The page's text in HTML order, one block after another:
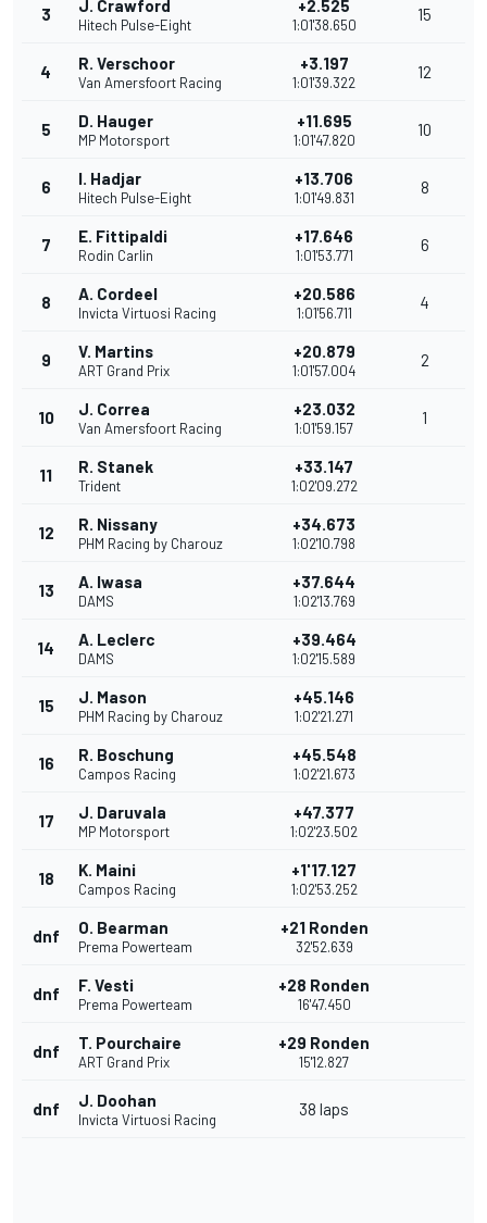
3 J. Crawford
Hitech Pulse-Eight
+2.525
1:01'38.650
15
4 R. Verschoor
Van Amersfoort Racing
+3.197
1:01'39.322
12
5 D. Hauger
MP Motorsport
+11.695
1:01'47.820
10
6 I. Hadjar
Hitech Pulse-Eight
+13.706
1:01'49.831
8
7 E. Fittipaldi
Rodin Carlin
+17.646
1:01'53.771
6
8 A. Cordeel
Invicta Virtuosi Racing
+20.586
1:01'56.711
4
9 V. Martins
ART Grand Prix
+20.879
1:01'57.004
2
10 J. Correa
Van Amersfoort Racing
+23.032
1:01'59.157
1
11 R. Stanek
Trident
+33.147
1:02'09.272
12 R. Nissany
PHM Racing by Charouz
+34.673
1:02'10.798
13 A. Iwasa
DAMS
+37.644
1:02'13.769
14 A. Leclerc
DAMS
+39.464
1:02'15.589
15 J. Mason
PHM Racing by Charouz
+45.146
1:02'21.271
16 R. Boschung
Campos Racing
+45.548
1:02'21.673
17 J. Daruvala
MP Motorsport
+47.377
1:02'23.502
18 K. Maini
Campos Racing
+1'17.127
1:02'53.252
dnf O. Bearman
Prema Powerteam
+21 Ronden
32'52.639
dnf F. Vesti
Prema Powerteam
+28 Ronden
16'47.450
dnf T. Pourchaire
ART Grand Prix
+29 Ronden
15'12.827
dnf J. Doohan
Invicta Virtuosi Racing
38 laps